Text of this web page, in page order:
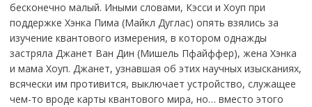
бесконечно малый. Иными словами, Кэсси и Хоуп при
поддержке Хэнка Пима (Майкл Дуглас) опять взялись за
изучение квантового измерения, в котором однажды
застряла Джанет Ван Дин (Мишель Пфайффер), жена Хэнка
и мама Хоуп. Джанет, узнавшая об этих научных изысканиях,
всячески им противится, выключает устройство, служащее
чем-то вроде карты квантового мира, но… вместо этого